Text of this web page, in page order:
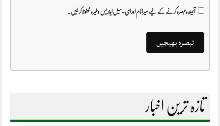
آئیندہ تبصرہ کرنے کے لیے میرا نام اور ای-میل ایڈریس وغیرہ محفوظ کر لیں۔
تازہ ترین اخبار